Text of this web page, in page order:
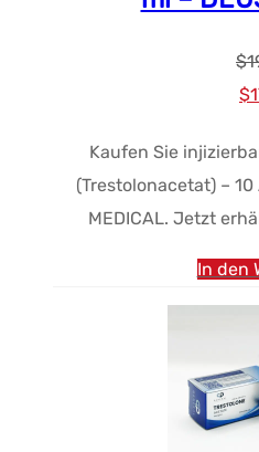
$
$
Kaufen Sie
(Trestolonacetat) –
MEDICAL. Jetzt
In den